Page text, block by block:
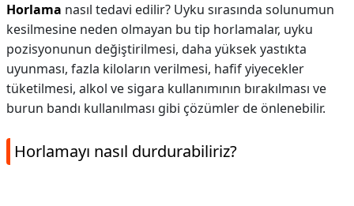
Horlama nasıl tedavi edilir? Uyku sırasında solunumun
kesilmesine neden olmayan bu tip horlamalar, uyku
pozisyonunun değiştirilmesi, daha yüksek yastıkta
uyunması, fazla kiloların verilmesi, hafif yiyecekler
tüketilmesi, alkol ve sigara kullanımının bırakılması ve
burun bandı kullanılması gibi çözümler de önlenebilir.
Horlamayı nasıl durdurabiliriz?